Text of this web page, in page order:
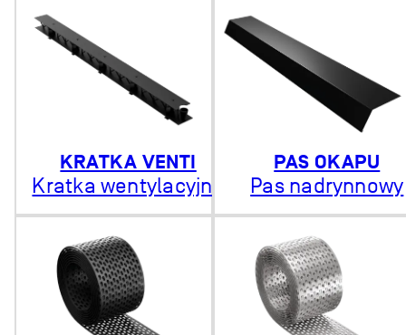
KRATKA VENTI
Kratka wentylacyjna
PAS OKAPU
Pas nadrynnowy